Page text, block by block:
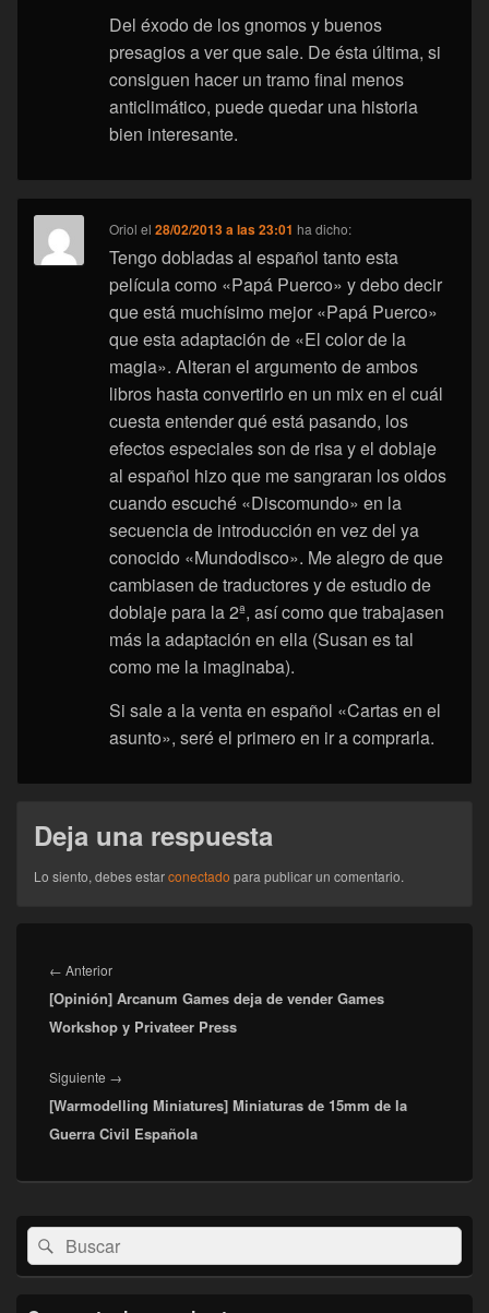
Del éxodo de los gnomos y buenos
presagios a ver que sale. De ésta última, si
consiguen hacer un tramo final menos
anticlimático, puede quedar una historia
bien interesante.
Oriol el28/02/2013 a las 23:01 ha dicho:
Tengo dobladas al español tanto esta
película como «Papá Puerco» y debo decir
que está muchísimo mejor «Papá Puerco»
que esta adaptación de «El color de la
magia». Alteran el argumento de ambos
libros hasta convertirlo en un mix en el cuál
cuesta entender qué está pasando, los
efectos especiales son de risa y el doblaje
al español hizo que me sangraran los oidos
cuando escuché «Discomundo» en la
secuencia de introducción en vez del ya
conocido «Mundodisco». Me alegro de que
cambiasen de traductores y de estudio de
doblaje para la 2ª, así como que trabajasen
más la adaptación en ella (Susan es tal
como me la imaginaba).
Si sale a la venta en español «Cartas en el
asunto», seré el primero en ir a comprarla.
Deja una respuesta
Lo siento, debes estarconectado para publicar un comentario.
de
entradas
← AnteriorEntrada
anterior:
[Opinión] Arcanum Games deja de vender Games
Workshop y Privateer Press
Siguiente →
siguiente:
[Warmodelling Miniatures] Miniaturas de 15mm de la
Guerra Civil Española
El
área
de
widget
Buscar
por:
Buscar